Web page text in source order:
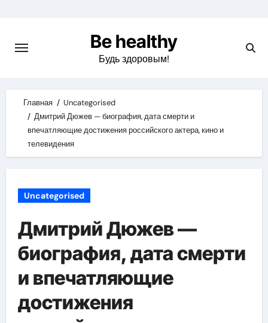
content
Be healthy
Будь здоровым!
Главная
Uncategorised
Дмитрий Дюжев — биография, дата смерти и
впечатляющие достижения российского актера, кино и
телевидения
Uncategorised
Дмитрий Дюжев —
биография, дата смерти
и впечатляющие
достижения